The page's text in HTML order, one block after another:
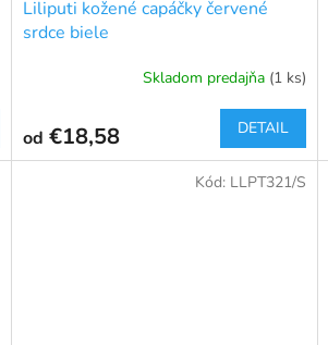
Liliputi kožené capáčky červené
srdce biele
Skladom predajňa (1 ks)
od €18,58 DETAIL
Kód: LLPT321/S